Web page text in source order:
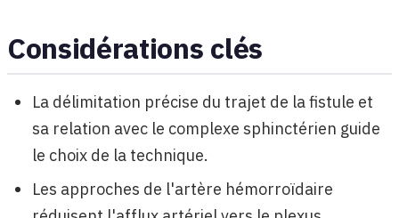
Considérations clés
La délimitation précise du trajet de la fistule et
sa relation avec le complexe sphinctérien guide
le choix de la technique.
Les approches de l'artère hémorroïdaire